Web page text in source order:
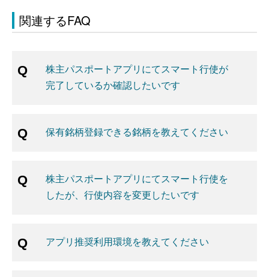
関連するFAQ
株主パスポートアプリにてスマート行使が
完了しているか確認したいです
保有銘柄登録できる銘柄を教えてください
株主パスポートアプリにてスマート行使を
したが、行使内容を変更したいです
アプリ推奨利用環境を教えてください